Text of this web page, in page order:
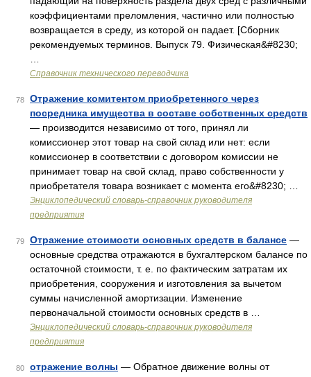
коэффициентами преломления, частично или полностью
возвращается в среду, из которой он падает. [Сборник
рекомендуемых терминов. Выпуск 79. Физическая&#8230;
Справочник технического переводчика
78
Отражение комитентом приобретенного через
посредника имущества в составе собственных средств
— производится независимо от того, принял ли
комиссионер этот товар на свой склад или нет: если
комиссионер в соответствии с договором комиссии не
принимает товар на свой склад, право собственности у
приобретателя товара возникает с момента его&#8230; …
Энциклопедический словарь-справочник руководителя
предприятия
79 Отражение стоимости основных средств в балансе —
основные средства отражаются в бухгалтерском балансе по
остаточной стоимости, т. е. по фактическим затратам их
приобретения, сооружения и изготовления за вычетом
суммы начисленной амортизации. Изменение
первоначальной стоимости основных средств в …
Энциклопедический словарь-справочник руководителя
предприятия
80 отражение волны — Обратное движение волны от